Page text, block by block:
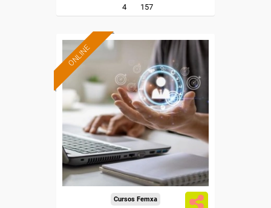
4 157
ONLINE
Formación 100%
subvencionada.
Para desempleados,
trabajadores y autónomos.
Sector
-Energía y Agua.
Cursos Femxa